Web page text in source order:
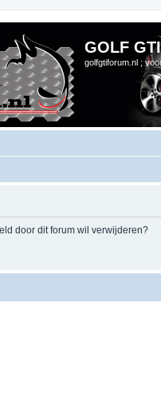
GOLF
golfgtiforum.nl ;
door dit forum wil verwijderen?